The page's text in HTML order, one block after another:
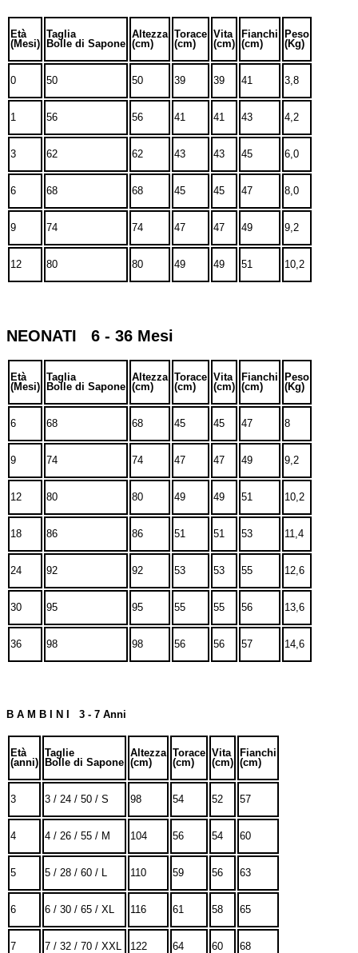
Età
(Mesi)
Taglia
Bolle di Sapone
Altezza
(cm)
Torace
(cm)
Vita
(cm)
Fianchi
(cm)
Peso
(Kg)
0 50 50 39 39 41 3,8
1 56 56 41 41 43 4,2
3 62 62 43 43 45 6,0
6 68 68 45 45 47 8,0
9 74 74 47 47 49 9,2
12 80 80 49 49 51 10,2
NEONATI 6 - 36 Mesi
Età
(Mesi)
Taglia
Bolle di Sapone
Altezza
(cm)
Torace
(cm)
Vita
(cm)
Fianchi
(cm)
Peso
(Kg)
6 68 68 45 45 47 8
9 74 74 47 47 49 9,2
12 80 80 49 49 51 10,2
18 86 86 51 51 53 11,4
24 92 92 53 53 55 12,6
30 95 95 55 55 56 13,6
36 98 98 56 56 57 14,6
B A M B I N I 3 - 7 Anni
Età
(anni)
Taglie
Bolle di Sapone
Altezza
(cm)
Torace
(cm)
Vita
(cm)
Fianchi
(cm)
3 3 / 24 / 50 / S 98 54 52 57
4 4 / 26 / 55 / M 104 56 54 60
5 5 / 28 / 60 / L 110 59 56 63
6 6 / 30 / 65 / XL 116 61 58 65
7 7 / 32 / 70 / XXL 122 64 60 68